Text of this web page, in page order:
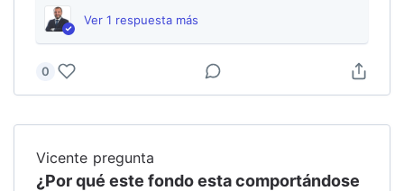
Ver 1 respuesta más
0
Vicente pregunta
¿Por qué este fondo esta comportándose